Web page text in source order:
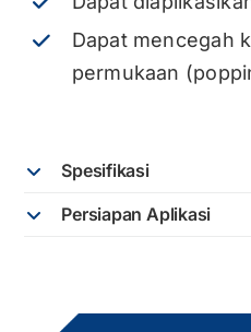
Dapat mencegah
permukaan
Spesifikasi
Persiapan Aplikasi